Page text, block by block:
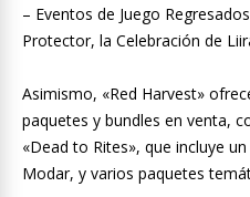
– Eventos de Juego
Protector, la Celebración de
Asimismo, «Red Harvest»
paquetes y bundles en venta,
«Dead to Rites», que incluye
Modar, y varios paquetes